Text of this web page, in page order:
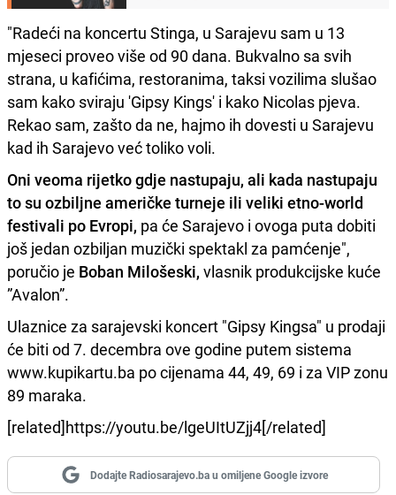
"Radeći na koncertu Stinga, u Sarajevu sam u 13
mjeseci proveo više od 90 dana. Bukvalno sa svih
strana, u kafićima, restoranima, taksi vozilima slušao
sam kako sviraju 'Gipsy Kings' i kako Nicolas pjeva.
Rekao sam, zašto da ne, hajmo ih dovesti u Sarajevu
kad ih Sarajevo već toliko voli.
Oni veoma rijetko gdje nastupaju, ali kada nastupaju
to su ozbiljne američke turneje ili veliki etno-world
festivali po Evropi, pa će Sarajevo i ovoga puta dobiti
još jedan ozbiljan muzički spektakl za pamćenje",
poručio je Boban Milošeski, vlasnik produkcijske kuće
”Avalon”.
Ulaznice za sarajevski koncert "Gipsy Kingsa" u prodaji
će biti od 7. decembra ove godine putem sistema
www.kupikartu.ba po cijenama 44, 49, 69 i za VIP zonu
89 maraka.
[related]https://youtu.be/lgeUItUZjj4[/related]
Dodajte Radiosarajevo.ba u omiljene Google izvore